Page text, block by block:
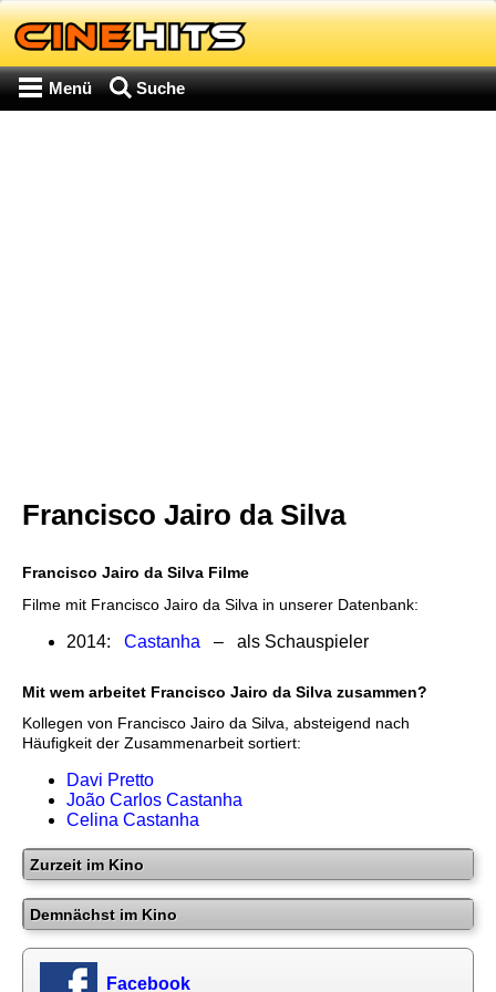
Menü Suche
Francisco Jairo da Silva
Francisco Jairo da Silva Filme
Filme mit Francisco Jairo da Silva in unserer Datenbank:
2014: Castanha – als Schauspieler
Mit wem arbeitet Francisco Jairo da Silva zusammen?
Kollegen von Francisco Jairo da Silva, absteigend nach
Häufigkeit der Zusammenarbeit sortiert:
Davi Pretto
João Carlos Castanha
Celina Castanha
Zurzeit im Kino
Demnächst im Kino
Facebook